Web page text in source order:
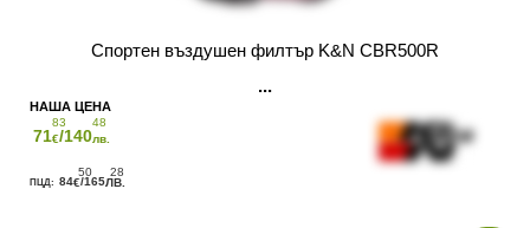
Спортен въздушен филтър K&N CBR500R
71
83
€/140
48
лв.
84
50
€/165
28
ЛВ.